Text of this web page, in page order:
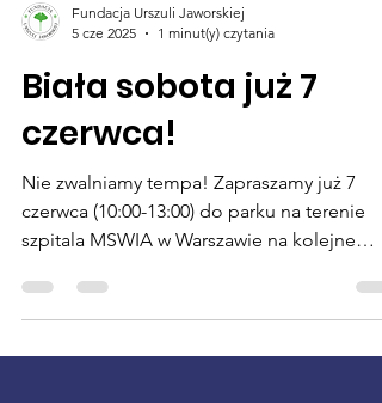
5 cze 2025
1 minut(y) czytania
Biała sobota już 7
czerwca!
Nie zwalniamy tempa! Zapraszamy już 7
szpitala MSWIA w Warszawie na kolejne
spotkanie z nami! W...